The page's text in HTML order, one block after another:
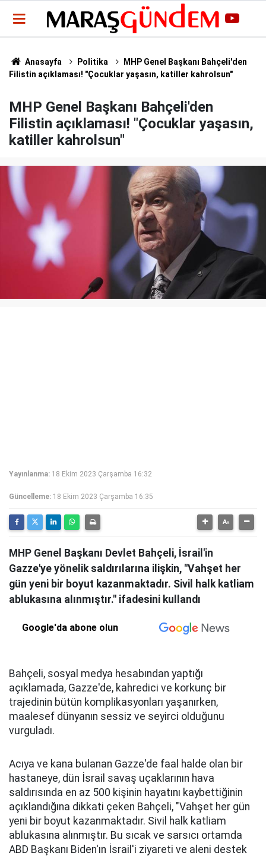
Anasayfa Politika
MHP Genel Başkanı Bahçeli'den
Filistin açıklaması! "Çocuklar yaşasın, katiller kahrolsun"
MHP Genel Başkanı Bahçeli'den
Filistin açıklaması! "Çocuklar yaşasın,
katiller kahrolsun"
Yayınlanma: 18 Ekim 2023 Çarşamba 16:32
Güncelleme: 18 Ekim 2023 Çarşamba 16:35
MHP Genel Başkanı Devlet Bahçeli, İsrail'in
Gazze'ye yönelik saldırılarına ilişkin, "Vahşet her
gün yeni bir boyut kazanmaktadır. Sivil halk katliam
ablukasına alınmıştır." ifadesini kullandı
Google'da abone olun
Bahçeli, sosyal medya hesabından yaptığı
açıklamada, Gazze'de, kahredici ve korkunç bir
trajedinin bütün komplikasyonları yaşanırken,
maalesef dünyanın sessiz ve seyirci olduğunu
vurguladı.
Acıya ve kana bulanan Gazze'de faal halde olan bir
hastaneye, dün İsrail savaş uçaklarının hava
saldırısında en az 500 kişinin hayatını kaybettiğinin
açıklandığına dikkati çeken Bahçeli, "Vahşet her gün
yeni bir boyut kazanmaktadır. Sivil halk katliam
ablukasına alınmıştır. Bu sıcak ve sarsıcı ortamda
ABD Başkanı Biden'ın İsrail'i ziyareti ve aleni destek